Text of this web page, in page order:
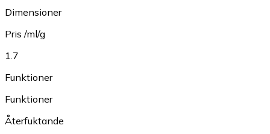
Dimensioner
Pris /ml/g
1.7
Funktioner
Funktioner
Återfuktande